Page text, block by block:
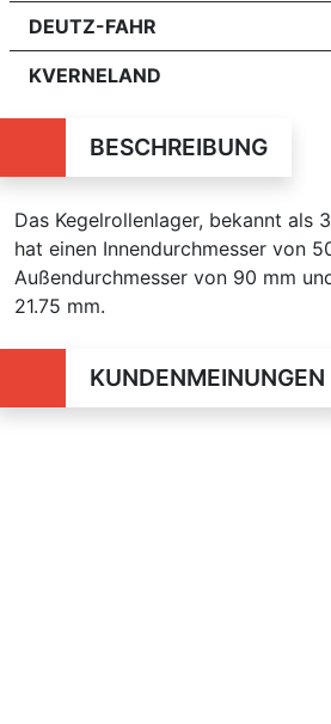
DEUTZ-FAHR
KVERNELAND
BESCHREIBUNG
Das Kegelrollenlager, bekannt als
hat einen Innendurchmesser von
Außendurchmesser von 90 mm
21.75 mm.
KUNDENMEINUNGEN